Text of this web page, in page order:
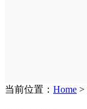
当前位置： Home >